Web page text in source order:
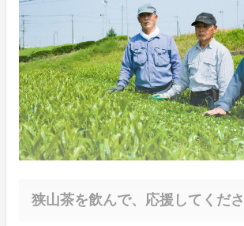
狭山茶を飲んで、応援してくださ